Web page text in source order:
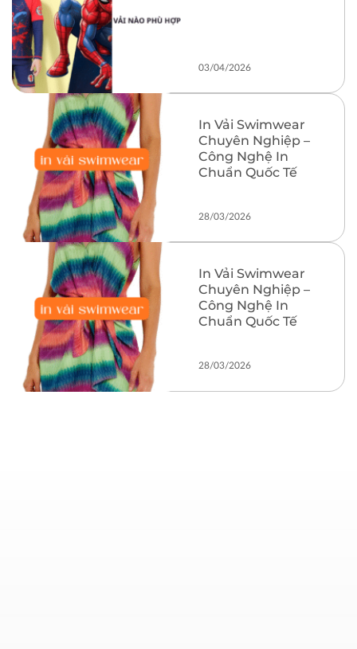
03/04/2026
In Vải Swimwear
Chuyên Nghiệp –
Công Nghệ In
Chuẩn Quốc Tế
28/03/2026
In Vải Swimwear
Chuyên Nghiệp –
Công Nghệ In
Chuẩn Quốc Tế
28/03/2026